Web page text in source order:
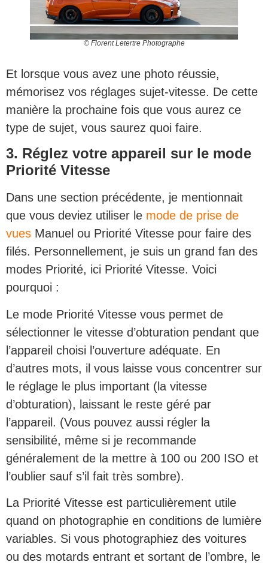
© Florent Letertre Photographe
Et lorsque vous avez une photo réussie,
mémorisez vos réglages sujet-vitesse. De cette
manière la prochaine fois que vous aurez ce
type de sujet, vous saurez quoi faire.
3. Réglez votre appareil sur le mode
Priorité Vitesse
Dans une section précédente, je mentionnait
que vous deviez utiliser le mode de prise de
vues Manuel ou Priorité Vitesse pour faire des
filés. Personnellement, je suis un grand fan des
modes Priorité, ici Priorité Vitesse. Voici
pourquoi :
Le mode Priorité Vitesse vous permet de
sélectionner le vitesse d’obturation pendant que
l’appareil choisi l’ouverture adéquate. En
d’autres mots, il vous laisse vous concentrer sur
le réglage le plus important (la vitesse
d’obturation), laissant le reste géré par
l’appareil. (Vous pouvez aussi régler la
sensibilité, même si je recommande
généralement de la mettre à 100 ou 200 ISO et
l’oublier sauf s’il fait très sombre).
La Priorité Vitesse est particulièrement utile
quand on photographie en conditions de lumière
variables. Si vous photographiez des voitures
ou des motards entrant et sortant de l’ombre, le